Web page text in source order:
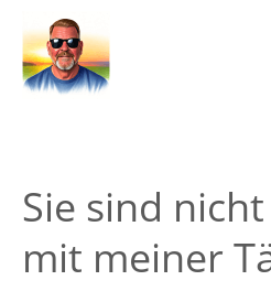
Sie sind
mit meiner